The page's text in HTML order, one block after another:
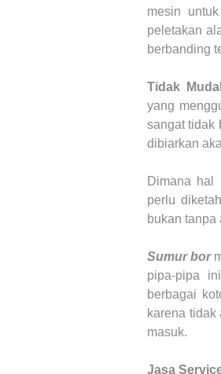
mesin
peletakan
berbanding
Tidak
yang
sangat tidak
dibiarkan
Dimana hal
perlu
bukan tanpa
Sumur bor
pipa-pipa
berbagai
karena tidak
masuk.
Jasa